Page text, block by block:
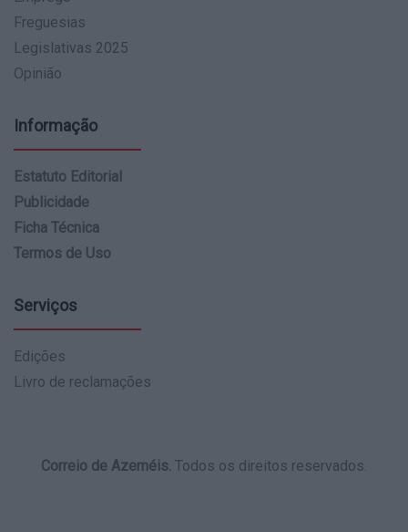
Freguesias
Legislativas 2025
Opinião
Informação
Estatuto Editorial
Publicidade
Ficha Técnica
Termos de Uso
Serviços
Edições
Livro de reclamações
Correio de Azeméis. Todos os direitos reservados.